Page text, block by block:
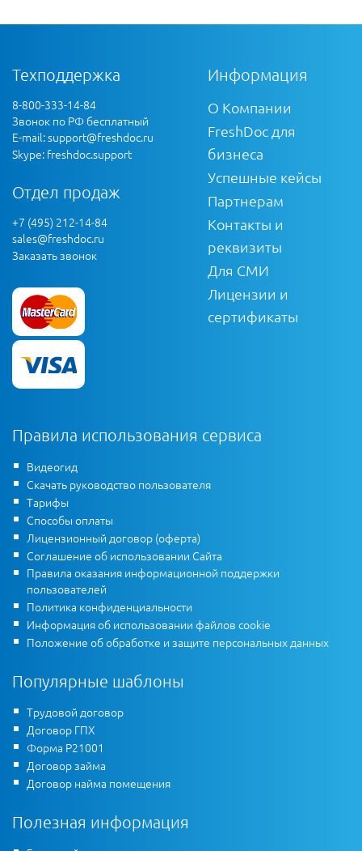
Техподдержка
8-800-333-14-84
Звонок по РФ бесплатный
E-mail:support@freshdoc.ru
Skype: freshdoc.support
Отдел продаж
+7 (495) 212-14-84
sales@freshdoc.ru
Заказать звонок
Информация
О Компании
FreshDoc для
бизнеса
Успешные кейсы
Партнерам
Контакты и
реквизиты
Для СМИ
Лицензии и
сертификаты
Правила использования сервиса
Видеогид
Скачать руководство пользователя
Тарифы
Способы оплаты
Лицензионный договор (оферта)
Соглашение об использовании Сайта
Правила оказания информационной поддержки
пользователей
Политика конфиденциальности
Информация об использовании файлов cookie
Положение об обработке и защите персональных данных
Популярные шаблоны
Трудовой договор
Договор ГПХ
Форма Р21001
Договор займа
Договор найма помещения
Полезная информация